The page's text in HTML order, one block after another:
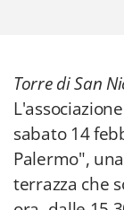
Torre di San
sabato 14
Palermo",
terrazza che